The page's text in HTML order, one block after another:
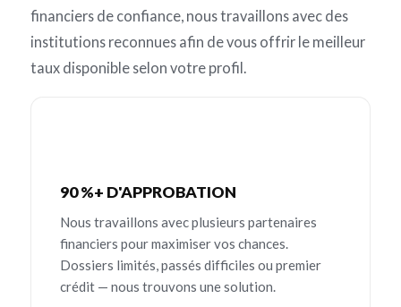
financiers de confiance, nous travaillons avec des
institutions reconnues afin de vous offrir le meilleur
taux disponible selon votre profil.
90 %+ D'APPROBATION
Nous travaillons avec plusieurs partenaires
financiers pour maximiser vos chances.
Dossiers limités, passés difficiles ou premier
crédit — nous trouvons une solution.